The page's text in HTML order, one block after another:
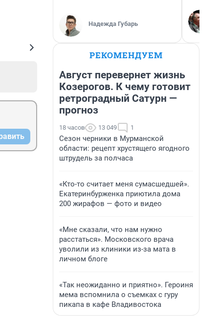
Надежда Губарь
РЕКОМЕНДУЕМ
Август перевернет жизнь
Козерогов. К чему готовит
ретроградный Сатурн —
прогноз
18 часов 13 049 1
Сезон черники в Мурманской
области: рецепт хрустящего ягодного
штрудель за полчаса
«Кто-то считает меня сумасшедшей».
Екатеринбурженка приютила дома
200 жирафов — фото и видео
«Мне сказали, что нам нужно
расстаться». Московского врача
уволили из клиники из-за мата в
личном блоге
«Так неожиданно и приятно». Героиня
мема вспомнила о съемках с гуру
пикапа в кафе Владивостока